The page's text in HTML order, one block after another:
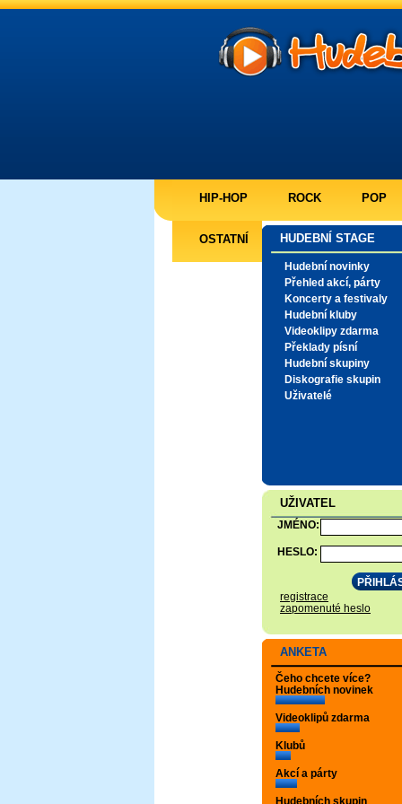
HIP-HOP ROCK POP
OSTATNÍ HUDEBNÍ STAGE
Hudební novinky
Přehled akcí, párty
Koncerty a festivaly
Hudební kluby
Videoklipy zdarma
Překlady písní
Hudební skupiny
Diskografie skupin
Uživatelé
UŽIVATEL
JMÉNO:
HESLO:
registrace
zapomenuté heslo
ANKETA
Čeho chcete více?
Hudebních novinek
Videoklipů zdarma
Klubů
Akcí a párty
Hudebních skupin